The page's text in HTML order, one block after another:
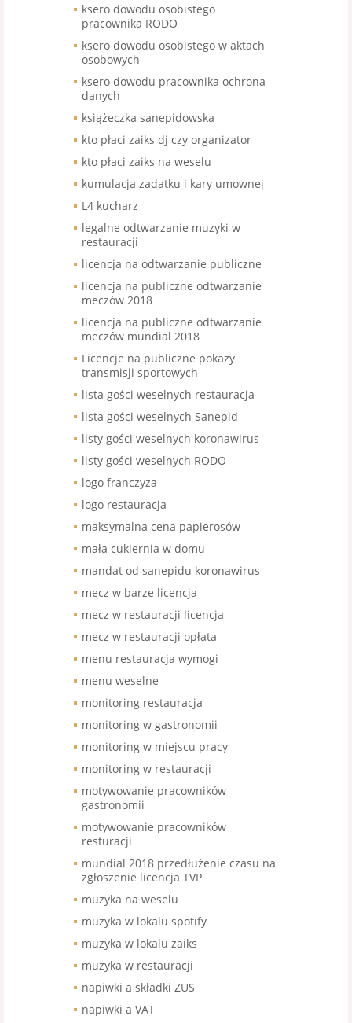
ksero dowodu osobistego
pracownika RODO
ksero dowodu osobistego w aktach
osobowych
ksero dowodu pracownika ochrona
danych
książeczka sanepidowska
kto płaci zaiks dj czy organizator
kto płaci zaiks na weselu
kumulacja zadatku i kary umownej
L4 kucharz
legalne odtwarzanie muzyki w
restauracji
licencja na odtwarzanie publiczne
licencja na publiczne odtwarzanie
meczów 2018
licencja na publiczne odtwarzanie
meczów mundial 2018
Licencje na publiczne pokazy
transmisji sportowych
lista gości weselnych restauracja
lista gości weselnych Sanepid
listy gości weselnych koronawirus
listy gości weselnych RODO
logo franczyza
logo restauracja
maksymalna cena papierosów
mała cukiernia w domu
mandat od sanepidu koronawirus
mecz w barze licencja
mecz w restauracji licencja
mecz w restauracji opłata
menu restauracja wymogi
menu weselne
monitoring restauracja
monitoring w gastronomii
monitoring w miejscu pracy
monitoring w restauracji
motywowanie pracowników
gastronomii
motywowanie pracowników
resturacji
mundial 2018 przedłużenie czasu na
zgłoszenie licencja TVP
muzyka na weselu
muzyka w lokalu spotify
muzyka w lokalu zaiks
muzyka w restauracji
napiwki a składki ZUS
napiwki a VAT